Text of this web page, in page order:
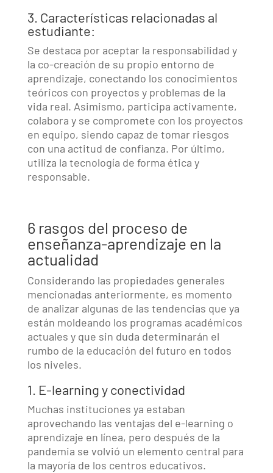
3. Características relacionadas al
estudiante:
Se destaca por aceptar la responsabilidad y
la co-creación de su propio entorno de
aprendizaje, conectando los conocimientos
teóricos con proyectos y problemas de la
vida real. Asimismo, participa activamente,
colabora y se compromete con los proyectos
en equipo, siendo capaz de tomar riesgos
con una actitud de confianza. Por último,
utiliza la tecnología de forma ética y
responsable.
6 rasgos del proceso de
enseñanza-aprendizaje en la
actualidad
Considerando las propiedades generales
mencionadas anteriormente, es momento
de analizar algunas de las tendencias que ya
están moldeando los programas académicos
actuales y que sin duda determinarán el
rumbo de la educación del futuro en todos
los niveles.
1. E-learning y conectividad
Muchas instituciones ya estaban
aprovechando las ventajas del e-learning o
aprendizaje en línea, pero después de la
pandemia se volvió un elemento central para
la mayoría de los centros educativos.